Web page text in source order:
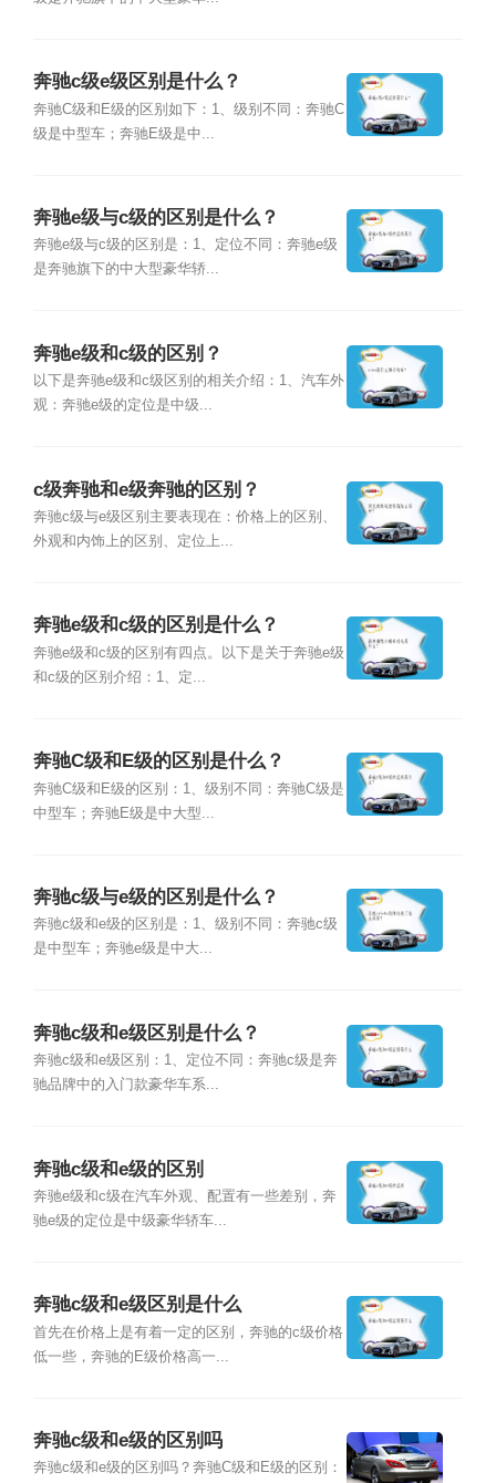
奔驰c级e级区别是什么？
奔驰C级和E级的区别如下：1、级别不同：奔驰C
级是中型车；奔驰E级是中...
奔驰e级与c级的区别是什么？
奔驰e级与c级的区别是：1、定位不同：奔驰e级
是奔驰旗下的中大型豪华轿...
奔驰e级和c级的区别？
以下是奔驰e级和c级区别的相关介绍：1、汽车外
观：奔驰e级的定位是中级...
c级奔驰和e级奔驰的区别？
奔驰c级与e级区别主要表现在：价格上的区别、
外观和内饰上的区别、定位上...
奔驰e级和c级的区别是什么？
奔驰e级和c级的区别有四点。以下是关于奔驰e级
和c级的区别介绍：1、定...
奔驰C级和E级的区别是什么？
奔驰C级和E级的区别：1、级别不同：奔驰C级是
中型车；奔驰E级是中大型...
奔驰c级与e级的区别是什么？
奔驰c级和e级的区别是：1、级别不同：奔驰c级
是中型车；奔驰e级是中大...
奔驰c级和e级区别是什么？
奔驰c级和e级区别：1、定位不同：奔驰c级是奔
驰品牌中的入门款豪华车系...
奔驰c级和e级的区别
奔驰e级和c级在汽车外观、配置有一些差别，奔
驰e级的定位是中级豪华轿车...
奔驰c级和e级区别是什么
首先在价格上是有着一定的区别，奔驰的c级价格
低一些，奔驰的E级价格高一...
奔驰c级和e级的区别吗
奔驰c级和e级的区别吗？奔驰C级和E级的区别：